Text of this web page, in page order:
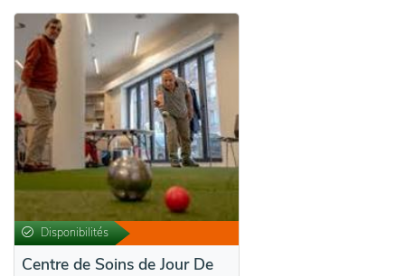
Disponibilités
Centre de Soins de Jour De